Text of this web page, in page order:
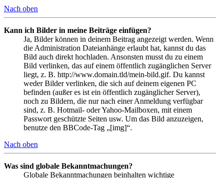
Nach oben
Kann ich Bilder in meine Beiträge einfügen?
Ja, Bilder können in deinem Beitrag angezeigt werden. Wenn
die Administration Dateianhänge erlaubt hat, kannst du das
Bild auch direkt hochladen. Ansonsten musst du zu einem
Bild verlinken, das auf einem öffentlich zugänglichen Server
liegt, z. B. http://www.domain.tld/mein-bild.gif. Du kannst
weder Bilder verlinken, die sich auf deinem eigenen PC
befinden (außer es ist ein öffentlich zugänglicher Server),
noch zu Bildern, die nur nach einer Anmeldung verfügbar
sind, z. B. Hotmail- oder Yahoo-Mailboxen, mit einem
Passwort geschützte Seiten usw. Um das Bild anzuzeigen,
benutze den BBCode-Tag „[img]“.
Nach oben
Was sind globale Bekanntmachungen?
Globale Bekanntmachungen beinhalten wichtige